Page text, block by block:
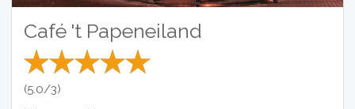
Café 't Papeneiland
(5.0/3)